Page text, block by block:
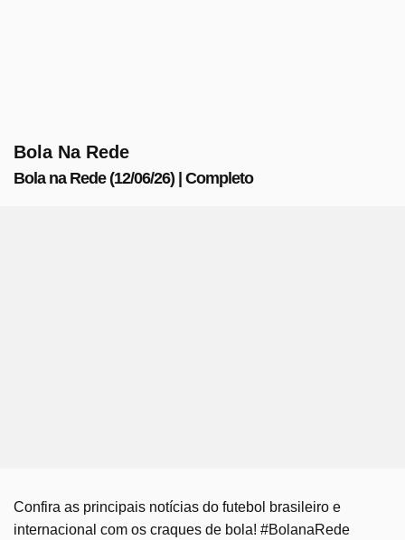
Bola Na Rede
Bola na Rede (12/06/26) | Completo
Confira as principais notícias do futebol brasileiro e
internacional com os craques de bola! #BolanaRede